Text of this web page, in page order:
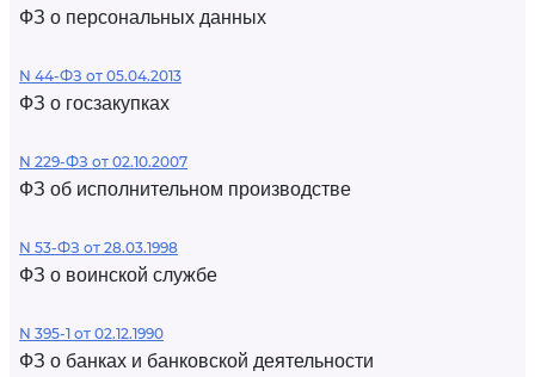
ФЗ о персональных данных
N 44-ФЗ от 05.04.2013
ФЗ о госзакупках
N 229-ФЗ от 02.10.2007
ФЗ об исполнительном производстве
N 53-ФЗ от 28.03.1998
ФЗ о воинской службе
N 395-1 от 02.12.1990
ФЗ о банках и банковской деятельности